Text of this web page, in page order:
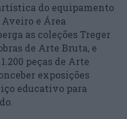
do equipamento
e Área
as coleções Treger
de Arte Bruta, e
peças de Arte
exposições
educativo para